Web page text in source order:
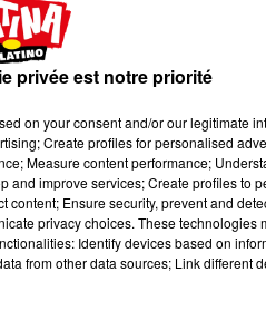
accro au fromage
parmesan dans vos pâtes ou
! En effet, comme le révèleune
,le fromage peut être
privée est notre priorité
on your consent and/or our legitimate
Create profiles for personalised
Measure content performance;
and improve services; Create profiles to
Ensure security, prevent and
privacy choices. These technologies
Identify devices based on
from other data sources; Link different